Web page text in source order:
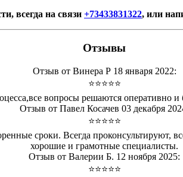
всегда на связи +73433831322, или
Отзывы
Отзыв от Винера Р 18 января 2022:
⭐⭐⭐⭐⭐
вопросы решаются оперативно
Отзыв от Павел Косачев 03 декабря
⭐⭐⭐⭐⭐
сроки. Всегда проконсультируют,
хорошие и грамотные специалисты.
Отзыв от Валерии Б. 12 ноября 2025:
⭐⭐⭐⭐⭐